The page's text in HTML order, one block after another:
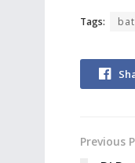
Tags:
Previous